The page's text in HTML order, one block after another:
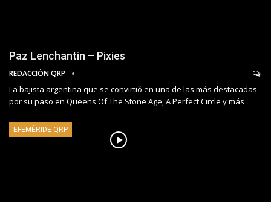
Paz Lenchantin – Pixies
REDACCIÓN QRP
La bajista argentina que se convirtió en una de las más destacadas
por su paso en Queens Of The Stone Age, A Perfect Circle y más
EFEMÉRIDE QRP